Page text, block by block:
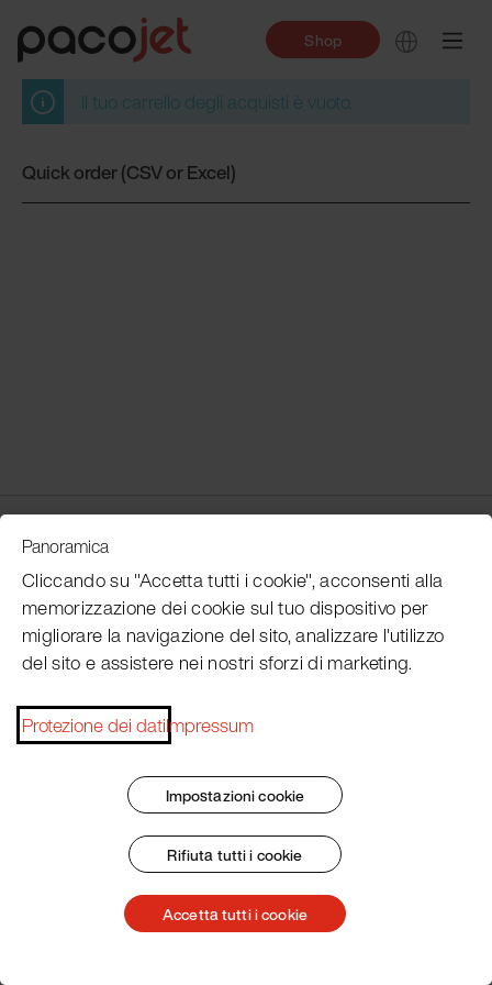
Shop
Il tuo carrello degli acquisti è vuoto.
Quick order (CSV or Excel)
Customer Service
Subscribe Pacojet Newsletter
Would you like to be regularly updated on news, event
Termini e condizioni generali
Protezione dei dati
Panoramica
Cliccando su "Accetta tutti i cookie", acconsenti alla
memorizzazione dei cookie sul tuo dispositivo per
migliorare la navigazione del sito, analizzare l'utilizzo
del sito e assistere nei nostri sforzi di marketing.
Protezione dei datiImpressum
Impostazioni cookie
Rifiuta tutti i cookie
Accetta tutti i cookie